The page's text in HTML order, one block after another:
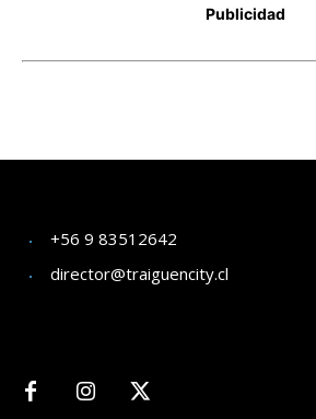
+56 9 83512642
director@traiguencity.cl